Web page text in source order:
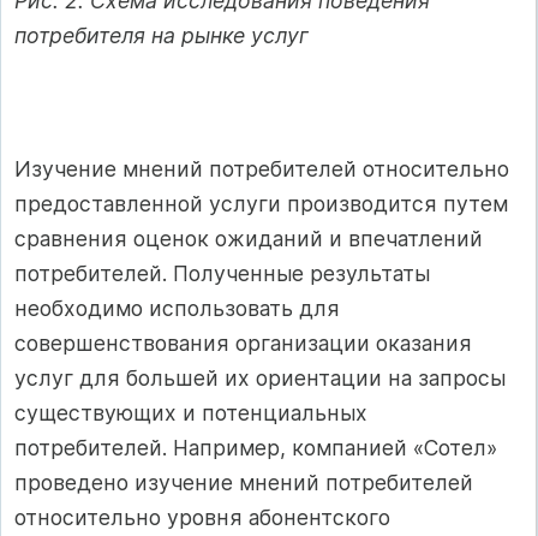
потребителя на рынке услуг
Изучение мнений потребителей относительно
предоставленной услуги производится путем
сравнения оценок ожиданий и впечатлений
потребителей. Полученные результаты
необходимо использовать для
совершенствования организации оказания
услуг для большей их ориентации на запросы
существующих и потенциальных
потребителей. Например, компанией «Сотел»
проведено изучение мнений потребителей
относительно уровня абонентского